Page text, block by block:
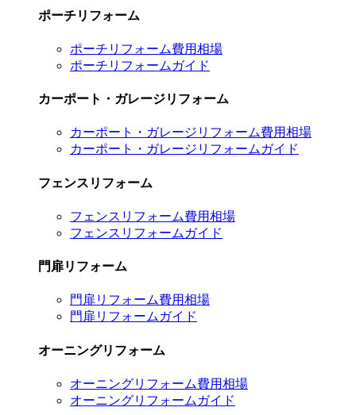
ポーチリフォーム
ポーチリフォーム費用相場
ポーチリフォームガイド
カーポート・ガレージリフォーム
カーポート・ガレージリフォーム費用相場
カーポート・ガレージリフォームガイド
フェンスリフォーム
フェンスリフォーム費用相場
フェンスリフォームガイド
門扉リフォーム
門扉リフォーム費用相場
門扉リフォームガイド
オーニングリフォーム
オーニングリフォーム費用相場
オーニングリフォームガイド